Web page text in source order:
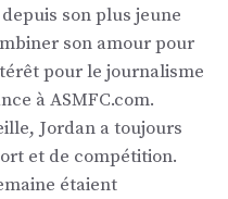
son plus jeune
son amour pour
pour le journalisme
à ASMFC.com.
Jordan a toujours
et de compétition.
étaient